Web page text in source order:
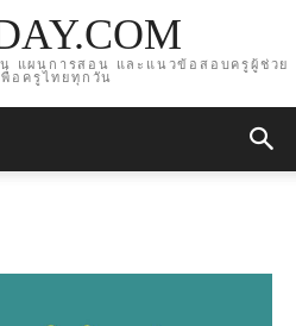
แผนการสอน และแนวข้อสอบครูผู้ช่วย
พื่อครูไทยทุกวัน